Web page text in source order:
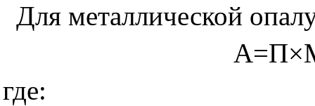
Для металлической
где: